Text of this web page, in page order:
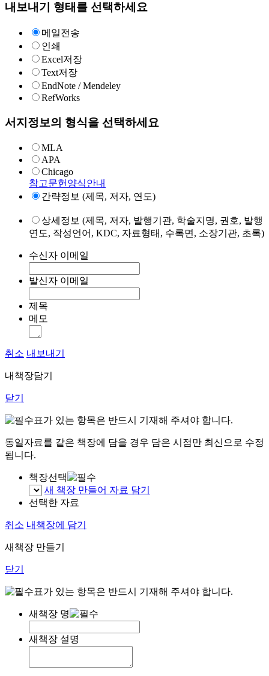
내보내기 형태를 선택하세요
메일전송
인쇄
Excel저장
Text저장
EndNote / Mendeley
RefWorks
서지정보의 형식을 선택하세요
MLA
APA
Chicago
참고문헌양식안내
간략정보 (제목, 저자, 연도)
상세정보 (제목, 저자, 발행기관, 학술지명, 권호, 발행
연도, 작성언어, KDC, 자료형태, 수록면, 소장기관, 초록)
수신자 이메일
발신자 이메일
제목
메모
취소 내보내기
내책장담기
닫기
표가 있는 항목은 반드시 기재해 주셔야 합니다.
동일자료를 같은 책장에 담을 경우 담은 시점만 최신으로 수정
됩니다.
책장선택
새 책장 만들어 자료 담기
선택한 자료
취소 내책장에 담기
새책장 만들기
닫기
표가 있는 항목은 반드시 기재해 주셔야 합니다.
새책장 명
새책장 설명